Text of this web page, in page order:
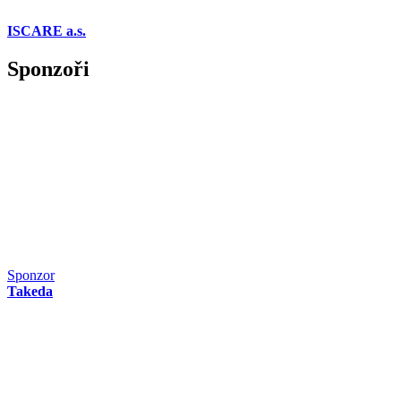
ISCARE a.s.
Sponzoři
Sponzor
Takeda